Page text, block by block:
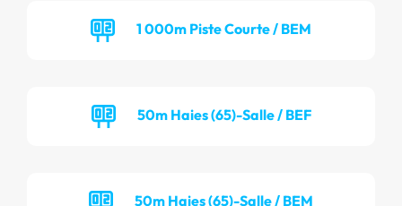
1 000m Piste Courte / BEM
50m Haies (65)-Salle / BEF
50m Haies (65)-Salle / BEM